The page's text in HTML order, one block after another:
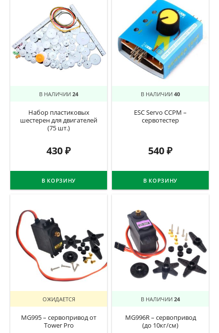
В НАЛИЧИИ 24
Набор пластиковых
шестерен для двигателей
(75 шт.)
430₽
В КОРЗИНУ
В НАЛИЧИИ 40
ESC Servo CCPM –
сервотестер
540₽
В КОРЗИНУ
ОЖИДАЕТСЯ
MG995 – сервопривод от
Tower Pro
В НАЛИЧИИ 24
MG996R – сервопривод
(до 10кг/см)